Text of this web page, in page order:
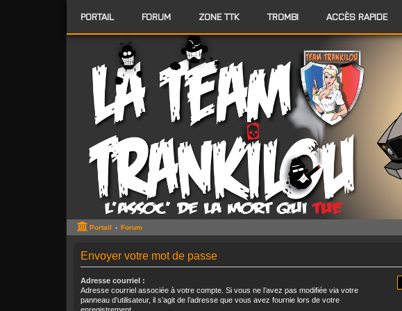
PORTAIL FORUM ZONE TTK TROMBI ACCÈS RAPIDE
Portail Forum
Envoyer votre mot de passe
Adresse courriel :
Adresse courriel associée à votre compte. Si vous ne l’avez pas modifiée via votre
panneau d’utilisateur, il s’agit de l’adresse que vous avez fournie lors de votre